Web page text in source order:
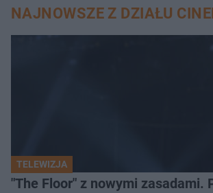
NAJNOWSZE Z DZIAŁU
TELEWIZJA
"The Floor" z nowymi